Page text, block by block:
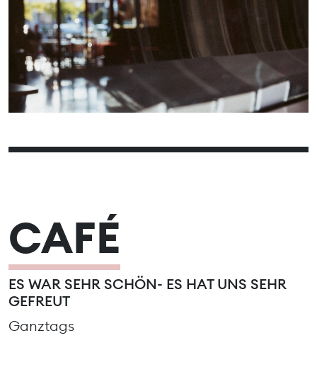
01
02
03 04 05 06 07
08
09
10 13 14
15
16
17 18 19 20 21
22
CAFÉ
ES WAR SEHR SCHÖN- ES HAT UNS SEHR
GEFREUT
Ganztags